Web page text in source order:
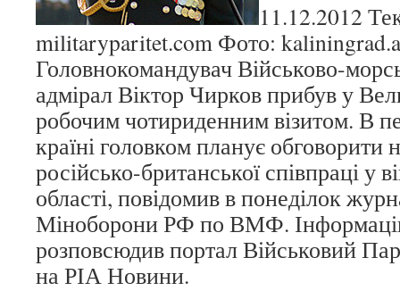
11.12.2012
militaryparitet.com Фото:
Головнокомандувач Військово-
адмірал Віктор Чирков прибув у
робочим чотириденним візитом. В
країні головком планує обговорити
російсько-британської співпраці у
області, повідомив в понеділок
Міноборони РФ по ВМФ.
розповсюдив портал Військовий
на РІА Новини.